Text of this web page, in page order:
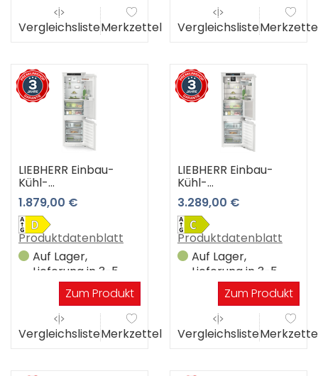
VergleichslisteMerkzettel Vergleichsliste
LIEBHERR Einbau-
Kühl-
Gefrierkombination
ICBNdi 5123-22 3
Jahre Premiumshop
Garantie
1.879,00 €
Produktdatenblatt
Auf Lager,
Lieferung in 3-5
Werktagen
Zum Produkt
VergleichslisteMerkzettel
LIEBHERR Einbau-
Kühl-
Gefrierkombination
ICBNci 5183-22 3
Jahre Premiumshop
Garantie
3.289,00 €
Produktdatenblatt
Auf Lager,
Lieferung in 3-5
Werktagen
Zum Produkt
Vergleichsliste